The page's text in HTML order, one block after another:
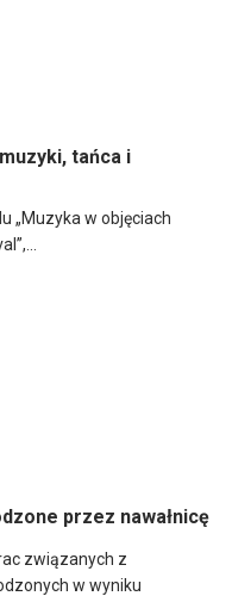
tańca i
„Muzyka w objęciach
przez nawałnicę
związanych z
w wyniku